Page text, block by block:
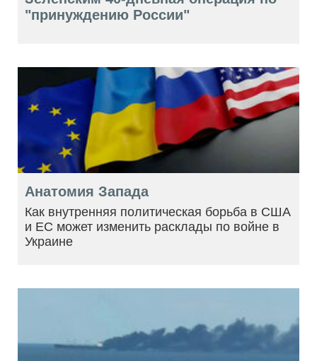
"принуждению России"
Анатомия Запада
Как внутренняя политическая борьба в США
и ЕС может изменить расклады по войне в
Украине